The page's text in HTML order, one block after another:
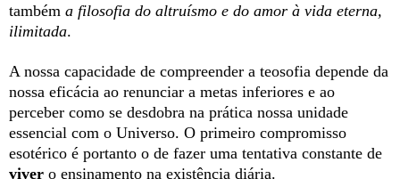
também a filosofia do altruísmo e do amor à vida eterna,
ilimitada.
A nossa capacidade de compreender a teosofia depende da
nossa eficácia ao renunciar a metas inferiores e ao
perceber como se desdobra na prática nossa unidade
essencial com o Universo. O primeiro compromisso
esotérico é portanto o de fazer uma tentativa constante de
viver o ensinamento na existência diária.